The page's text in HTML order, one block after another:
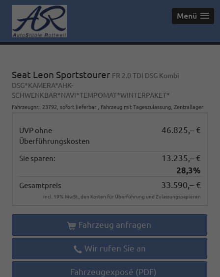
Menü
Seat Leon Sportstourer FR 2.0 TDI DSG Kombi
DSG*KAMERA*AHK-
SCHWENKBAR*NAVI*TEMPOMAT*WINTERPAKET*
Fahrzeugnr. : 23792 sofort lieferbar Fahrzeug mit Tageszulassung , Zentrallager
UVP ohne
Überführungskosten
46.825,– €
Sie sparen:
13.235,– €
28,3%
Gesamtpreis 33.590,– €
incl. 19% MwSt., den Kosten für Überführung und Zulassungspapieren
Fahrzeug anfragen
Wir rufen Sie an
Fahrzeugexposé (PDF)